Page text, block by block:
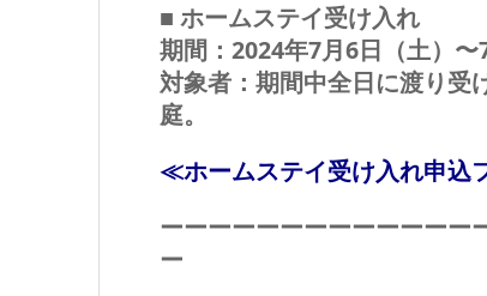
■ ホームステイ受け入れ
期間：2024年7月6日（土）
対象者：期間中全日に渡り受
庭。
≪ホームステイ受け入れ申込
ーーーーーーーーーーーーー
ー